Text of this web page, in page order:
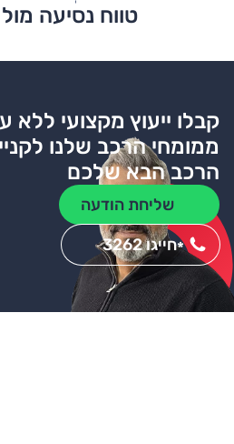
טווח נסיעה
קבלו ייעוץ מקצועי ללא
ממומחי הרכב שלנו
הרכב הבא שלכם
שליחת הודעה
חייגו 3262*